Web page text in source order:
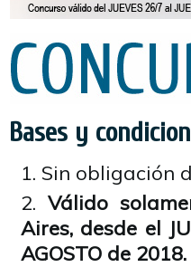
Bases y
Sin obligación
Válido
Aires, desde el
AGOSTO de 2018.